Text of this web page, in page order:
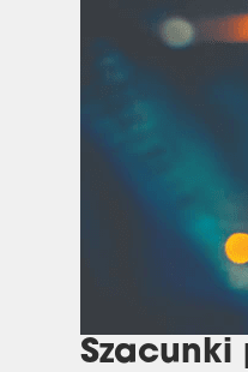
Szacunki